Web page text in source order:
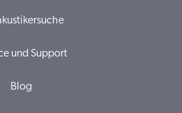
und Support
Blog